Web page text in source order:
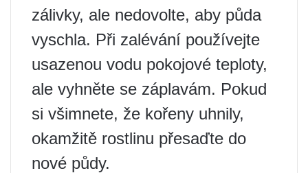
zálivky, ale nedovolte, aby půda
vyschla. Při zalévání používejte
usazenou vodu pokojové teploty,
ale vyhněte se záplavám. Pokud
si všimnete, že kořeny uhnily,
okamžitě rostlinu přesaďte do
nové půdy.